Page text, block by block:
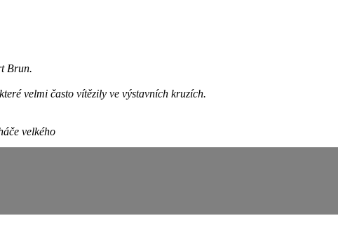
Brun.
velmi často vítězily ve výstavních kruzích.
velkého